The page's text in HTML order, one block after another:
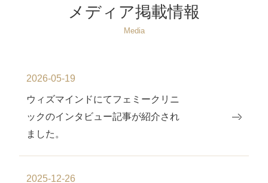
メディア掲載情報
Media
2026-05-19
ウィズマインドにてフェミークリニ
ックのインタビュー記事が紹介され
ました。
2025-12-26